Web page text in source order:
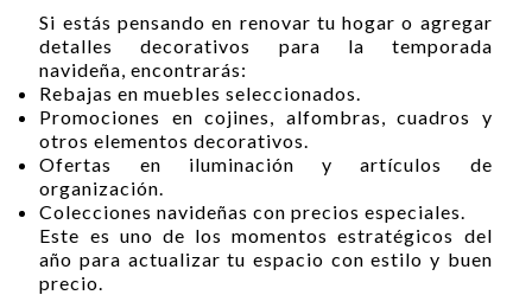
Si estás pensando en renovar tu hogar o agregar
detalles decorativos para la temporada
navideña, encontrarás:
Rebajas en muebles seleccionados.
Promociones en cojines, alfombras, cuadros y
otros elementos decorativos.
Ofertas en iluminación y artículos de
organización.
Colecciones navideñas con precios especiales.
Este es uno de los momentos estratégicos del
año para actualizar tu espacio con estilo y buen
precio.